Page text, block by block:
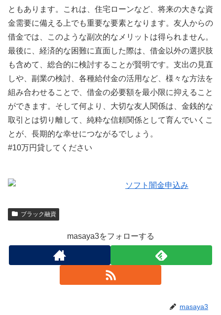
ともあります。これは、住宅ローンなど、将来の大きな資
金需要に備える上でも重要な要素となります。友人からの
借金では、このような副次的なメリットは得られません。
最後に、経済的な困難に直面した際は、借金以外の選択肢
も含めて、総合的に検討することが賢明です。支出の見直
しや、副業の検討、各種給付金の活用など、様々な方法を
組み合わせることで、借金の必要額を最小限に抑えること
ができます。そして何より、大切な友人関係は、金銭的な
取引とは切り離して、純粋な信頼関係として育んでいくこ
とが、長期的な幸せにつながるでしょう。
#10万円貸してください
ブラック融資
masaya3をフォローする
masaya3